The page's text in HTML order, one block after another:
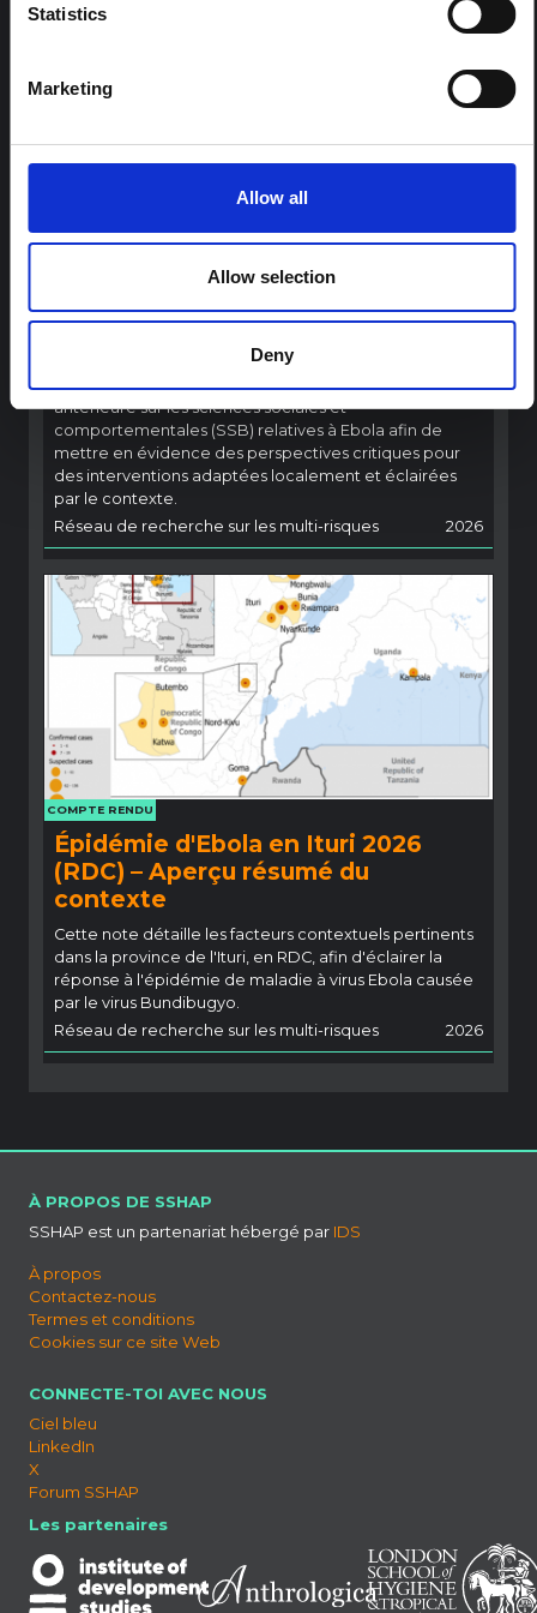
Statistics
Marketing
Allow all
Allow selection
Deny
Recommandations : Synthèse
rapide des enseignements des
sciences sociales et
l'épidémie du virus Bundibugyo
(2026) Ituri, RDC
Une synthèse rapide des leçons tirées de la recherche
antérieure sur les sciences sociales et
comportementales (SSB) relatives à Ebola afin de
mettre en évidence des perspectives critiques pour
des interventions adaptées localement et éclairées
par le contexte.
Réseau de recherche sur les multi-risques
2026
COMPTE RENDU
Épidémie d'Ebola en Ituri 2026
(RDC) – Aperçu résumé du
contexte
Cette note détaille les facteurs contextuels pertinents
dans la province de l'Ituri, en RDC, afin d'éclairer la
réponse à l'épidémie de maladie à virus Ebola causée
par le virus Bundibugyo.
Réseau de recherche sur les multi-risques
2026
À PROPOS DE SSHAP
SSHAP est un partenariat hébergé par IDS
À propos
Contactez-nous
Termes et conditions
Cookies sur ce site Web
CONNECTE-TOI AVEC NOUS
Ciel bleu
LinkedIn
X
Forum SSHAP
Les partenaires